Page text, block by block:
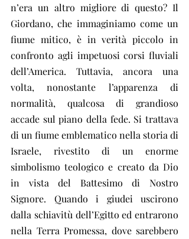
n’era un altro migliore di questo? Il
Giordano, che immaginiamo come un
fiume mitico, è in verità piccolo in
confronto agli impetuosi corsi fluviali
dell’America. Tuttavia, ancora una
volta, nonostante l’apparenza di
normalità, qualcosa di grandioso
accade sul piano della fede. Si trattava
di un fiume emblematico nella storia di
Israele, rivestito di un enorme
simbolismo teologico e creato da Dio
in vista del Battesimo di Nostro
Signore. Quando i giudei uscirono
dalla schiavitù dell’Egitto ed entrarono
nella Terra Promessa, dove sarebbero